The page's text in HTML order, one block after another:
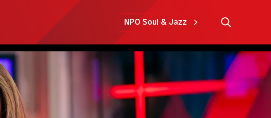
NPO Soul & Jazz